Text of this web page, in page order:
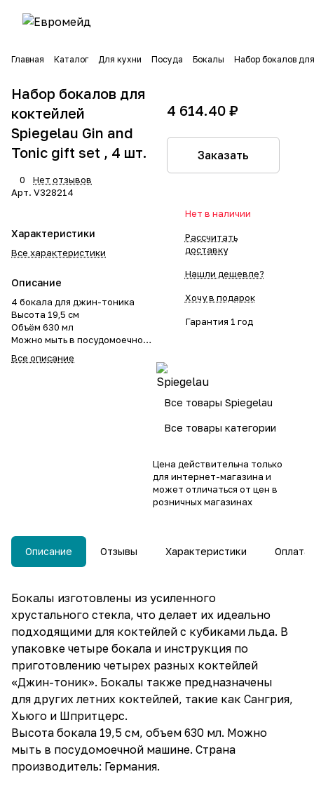
Главная Каталог Для кухни Посуда Бокалы Набор бокалов
Набор бокалов для
коктейлей
Spiegelau Gin and
Tonic gift set , 4 шт.
0
Нет отзывов
Арт. V328214
Характеристики
Все характеристики
Описание
4 бокала для джин-тоника
Высота 19,5 см
Объём 630 мл
Можно мыть в посудомоечной
Сделано в Германии
Все описание
4 614.40 ₽
Заказать
Нет в наличии
Рассчитать
доставку
Нашли дешевле?
Хочу в подарок
Гарантия 1 год
Все товары Spiegelau
Все товары категории
Цена действительна только
для интернет-магазина и
может отличаться от цен в
розничных магазинах
Описание Отзывы Характеристики Оплата
Бокалы изготовлены ​​из усиленного
хрустального стекла, что делает их идеально
подходящими для коктейлей с кубиками льда. В
упаковке четыре бокала и инструкция по
приготовлению четырех разных коктейлей
«Джин-тоник». Бокалы также предназначены
для других летних коктейлей, такие как Сангрия,
Хьюго и Шпритцерс.
Высота бокала 19,5 см, объем 630 мл. Можно
мыть в посудомоечной машине. Страна
производитель: Германия.